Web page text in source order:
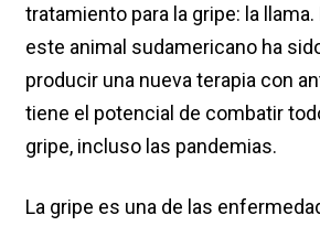
tratamiento para la gripe: la llama.
este animal sudamericano ha
producir una nueva terapia con
tiene el potencial de combatir
gripe, incluso las pandemias.
La gripe es una de las